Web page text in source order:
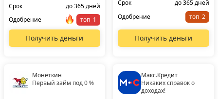
Срок
до 365 дней
Одобрение
топ
Получить деньги
Срок
до 365 дней
Одобрение
топ
Получить деньги
Монеткин
Первый займ под 0 %
Макс.Кредит
Никаких справок о
доходах!